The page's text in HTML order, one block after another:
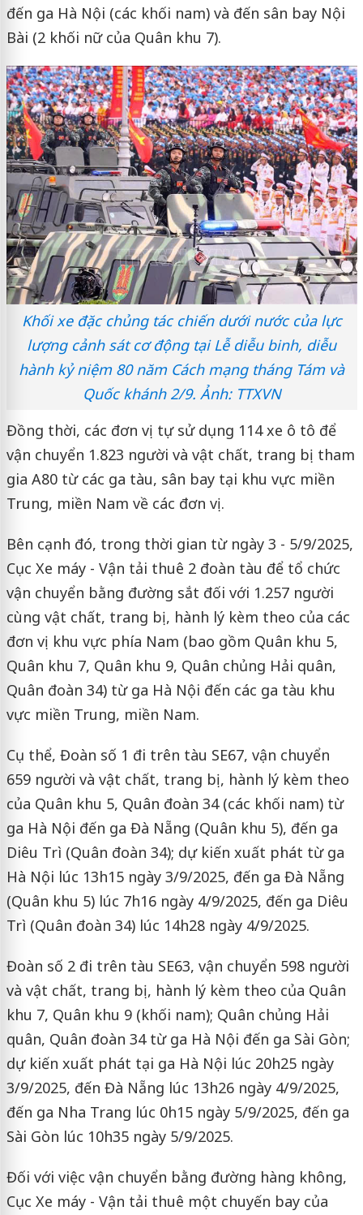
đến ga Hà Nội (các khối nam) và đến sân bay Nội
Bài (2 khối nữ của Quân khu 7).
Khối xe đặc chủng tác chiến dưới nước của lực
lượng cảnh sát cơ động tại Lễ diễu binh, diễu
hành kỷ niệm 80 năm Cách mạng tháng Tám và
Quốc khánh 2/9. Ảnh: TTXVN
Đồng thời, các đơn vị tự sử dụng 114 xe ô tô để
vận chuyển 1.823 người và vật chất, trang bị tham
gia A80 từ các ga tàu, sân bay tại khu vực miền
Trung, miền Nam về các đơn vị.
Bên cạnh đó, trong thời gian từ ngày 3 - 5/9/2025,
Cục Xe máy - Vận tải thuê 2 đoàn tàu để tổ chức
vận chuyển bằng đường sắt đối với 1.257 người
cùng vật chất, trang bị, hành lý kèm theo của các
đơn vị khu vực phía Nam (bao gồm Quân khu 5,
Quân khu 7, Quân khu 9, Quân chủng Hải quân,
Quân đoàn 34) từ ga Hà Nội đến các ga tàu khu
vực miền Trung, miền Nam.
Cụ thể, Đoàn số 1 đi trên tàu SE67, vận chuyển
659 người và vật chất, trang bị, hành lý kèm theo
của Quân khu 5, Quân đoàn 34 (các khối nam) từ
ga Hà Nội đến ga Đà Nẵng (Quân khu 5), đến ga
Diêu Trì (Quân đoàn 34); dự kiến xuất phát từ ga
Hà Nội lúc 13h15 ngày 3/9/2025, đến ga Đà Nẵng
(Quân khu 5) lúc 7h16 ngày 4/9/2025, đến ga Diêu
Trì (Quân đoàn 34) lúc 14h28 ngày 4/9/2025.
Đoàn số 2 đi trên tàu SE63, vận chuyển 598 người
và vật chất, trang bị, hành lý kèm theo của Quân
khu 7, Quân khu 9 (khối nam); Quân chủng Hải
quân, Quân đoàn 34 từ ga Hà Nội đến ga Sài Gòn;
dự kiến xuất phát tại ga Hà Nội lúc 20h25 ngày
3/9/2025, đến Đà Nẵng lúc 13h26 ngày 4/9/2025,
đến ga Nha Trang lúc 0h15 ngày 5/9/2025, đến ga
Sài Gòn lúc 10h35 ngày 5/9/2025.
Đối với việc vận chuyển bằng đường hàng không,
Cục Xe máy - Vận tải thuê một chuyến bay của